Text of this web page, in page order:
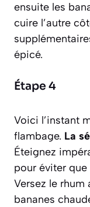
ensuite les
cuire l’autre
épicé.
Étape 4
Voici l’instant
flambage. La
Éteignez
pour éviter
Versez le rhum
bananes